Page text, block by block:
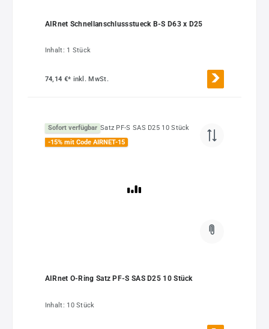
AIRnet Schnellanschlussstueck B-S D63 x D25
Inhalt: 1 Stück
74,14 €* inkl. MwSt.
Sofort verfügbar
-15% mit Code AIRNET-15
AIRnet O-Ring Satz PF-S SAS D25 10 Stück
Inhalt: 10 Stück